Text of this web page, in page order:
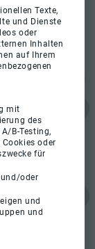
Texte,
und Dienste
oder
Inhalten
auf Ihrem
mit
des
B-Testing,
oder
für
oder
und
und